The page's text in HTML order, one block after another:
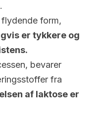
form,
er tykkere og
bevarer
fra
af laktose er